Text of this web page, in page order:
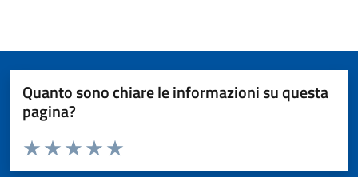
Quanto sono chiare le informazioni su questa
pagina?
Valuta da 1 a 5 stelle la pagina
Valuta 5 stelle su 5
Valuta 4 stelle su 5
Valuta 3 stelle su 5
Valuta 2 stelle su 5
Valuta 1 stelle su 5